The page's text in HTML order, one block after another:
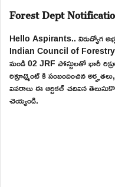
Forest Dept
Hello Aspirants.. నిరుద్యోగ
Indian Council of
నుండి 02 JRF పోస్టులతో భారీ
రిక్రూట్మెంట్ కి సంబందించిన
వివరాలు ఈ ఆర్టికల్ చదివిన
చెయ్యండి.